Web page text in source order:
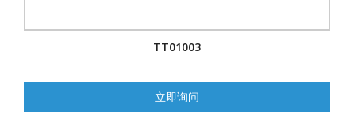
TT01003
立即询问